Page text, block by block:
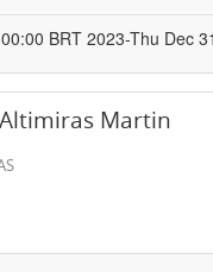
BRT 2023-Thu Dec
Martin